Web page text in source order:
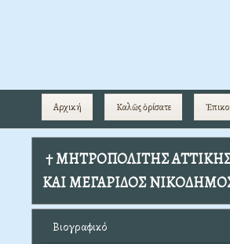
Αρχική Καλῶς ὁρίσατε
† ΜΗΤΡΟΠΟΛΙΤΗΣ
ΚΑΙ ΜΕΓΑΡΙΔΟΣ
Βιογραφικό